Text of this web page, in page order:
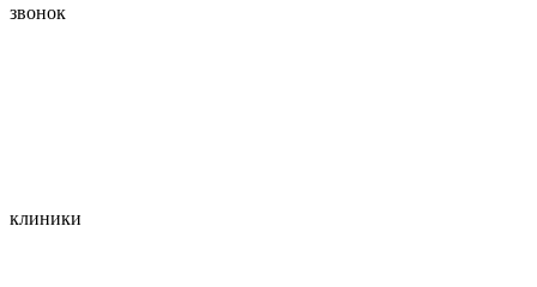
звонок
клиники